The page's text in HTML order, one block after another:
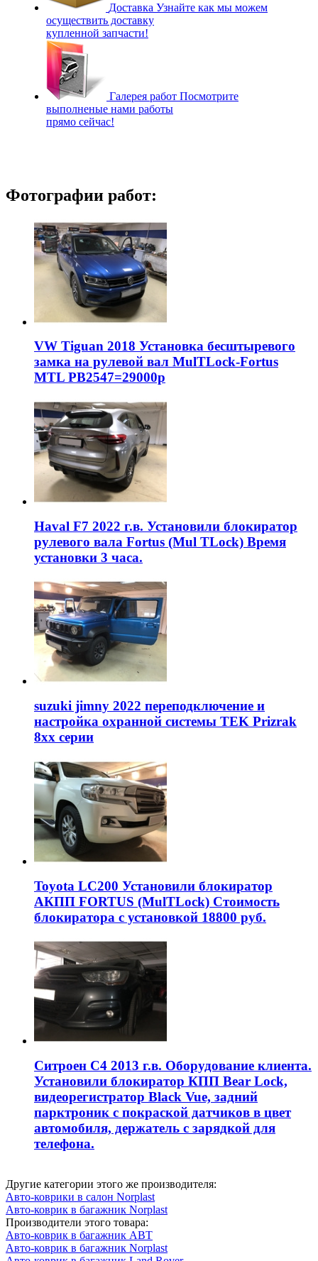
Доставка Узнайте как мы можем
осуществить доставку
купленной запчасти!
Галерея работ Посмотрите
выполненые нами работы
прямо сейчас!
Фотографии работ:
VW Tiguan 2018 Установка бесштыревого
замка на рулевой вал MulTLock-Fortus
MTL РВ2547=29000р
Haval F7 2022 г.в. Установили блокиратор
рулевого вала Fortus (Mul TLock) Время
установки 3 часа.
suzuki jimny 2022 переподключение и
настройка охранной системы TEK Prizrak
8xx серии
Toyota LC200 Установили блокиратор
АКПП FORTUS (MulTLock) Стоимость
блокиратора с установкой 18800 руб.
Ситроен С4 2013 г.в. Оборудование клиента.
Установили блокиратор КПП Bear Lock,
видеорегистратор Black Vue, задний
парктроник с покраской датчиков в цвет
автомобиля, держатель с зарядкой для
телефона.
Другие категории этого же производителя:
Авто-коврики в салон Norplast
Авто-коврик в багажник Norplast
Производители этого товара:
Авто-коврик в багажник ABT
Авто-коврик в багажник Norplast